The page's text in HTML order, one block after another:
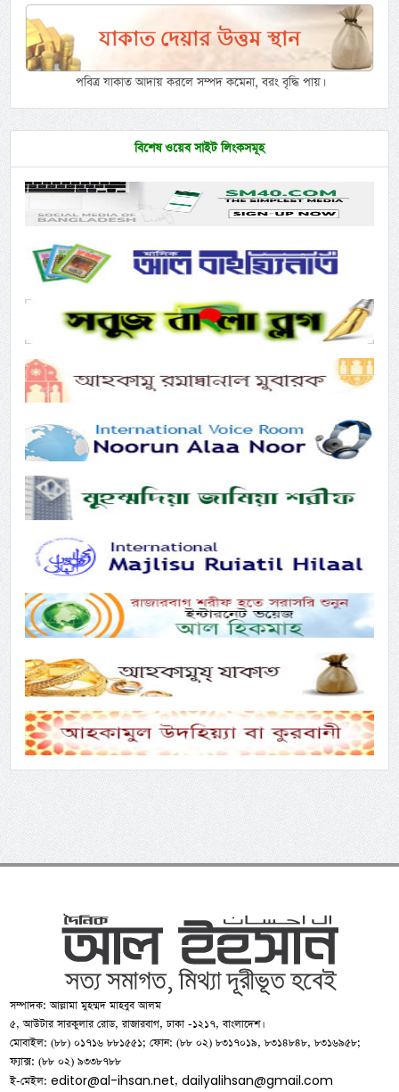
পবিত্র যাকাত আদায় করলে সম্পদ কমেনা, বরং বৃদ্ধি পায়।
বিশেষ ওয়েব সাইট লিংকসমূহ
সম্পাদক: আল্লামা মুহম্মদ মাহবুব আলম
৫, আউটার সারকুলার রোড, রাজারবাগ, ঢাকা -১২১৭, বাংলাদেশ।
মোবাইল: (৮৮) ০১৭১৬ ৮৮১৫৫১; ফোন: (৮৮ ০২) ৮৩১৭০১৯, ৮৩১৪৮৪৮, ৮৩১৬৯৫৮;
ফ্যাক্স: (৮৮ ০২) ৯৩৩৮৭৮৮
ই-মেইল:editor@al-ihsan.net,dailyalihsan@gmail.com